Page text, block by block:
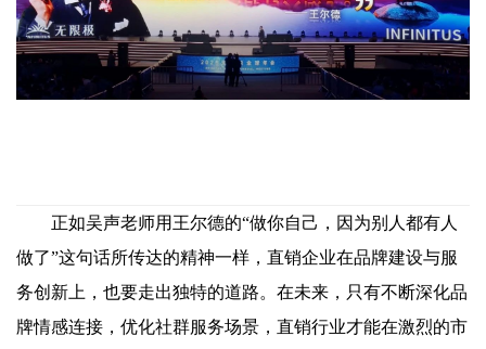
正如吴声老师用王尔德的“做你自己，因为别人都有人
做了”这句话所传达的精神一样，直销企业在品牌建设与服
务创新上，也要走出独特的道路。在未来，只有不断深化品
牌情感连接，优化社群服务场景，直销行业才能在激烈的市